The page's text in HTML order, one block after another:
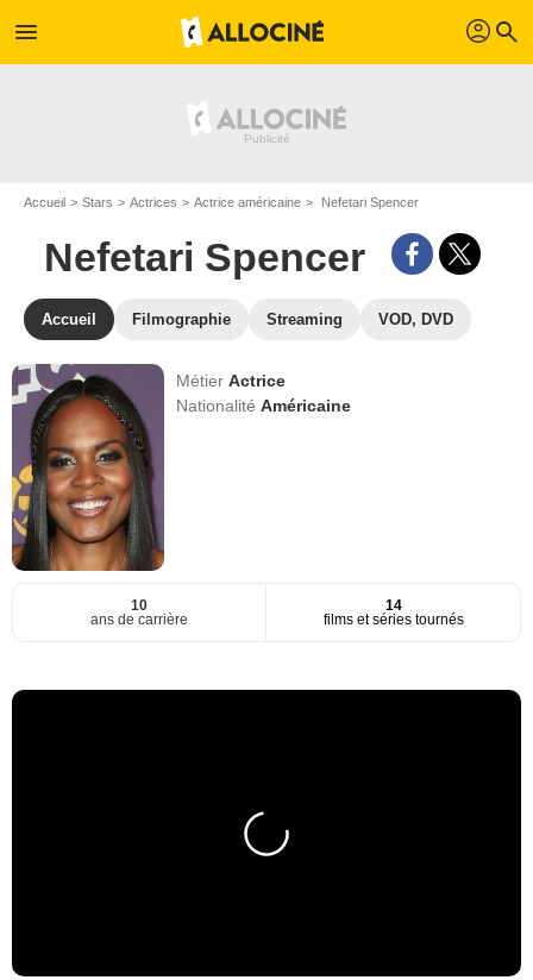
menu profil search
Accueil Stars Actrices Actrice américaine Nefetari Spencer
Nefetari Spencer
Accueil Filmographie Streaming VOD, DVD
MétierActrice
NationalitéAméricaine
10
ans de carrière
14
films et séries tournés